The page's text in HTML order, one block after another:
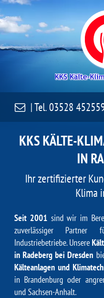
| Tel.03528
KKS KÄLTE-
IN
Ihr zertifizierter
Klima
Seit 2001 sind wir im
zuverlässiger Partner
Industriebetriebe. Unsere
in Radeberg bei Dresden
Kälteanlagen und
in Brandenburg oder
und Sachsen-Anhalt.